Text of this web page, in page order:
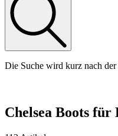
Die Suche wird kurz nach
Chelsea Boots für